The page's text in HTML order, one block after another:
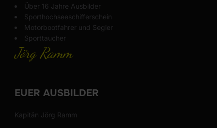
Über 16 Jahre Ausbilder
Sporthochseeschifferschein
Motorbootfahrer und Segler
Sporttaucher
Jörg Ramm
EUER AUSBILDER
Kapitän Jörg Ramm